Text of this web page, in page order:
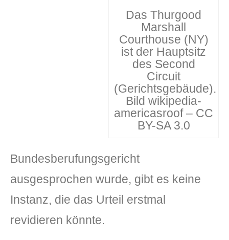
Das Thurgood
Marshall
Courthouse (NY)
ist der Hauptsitz
des Second
Circuit
(Gerichtsgebäude).
Bild wikipedia-
americasroof – CC
BY-SA 3.0
Bundesberufungsgericht
ausgesprochen wurde, gibt es keine
Instanz, die das Urteil erstmal
revidieren könnte.